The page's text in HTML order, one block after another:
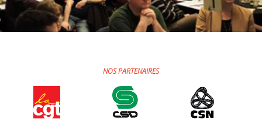
NOS PARTENAIRES